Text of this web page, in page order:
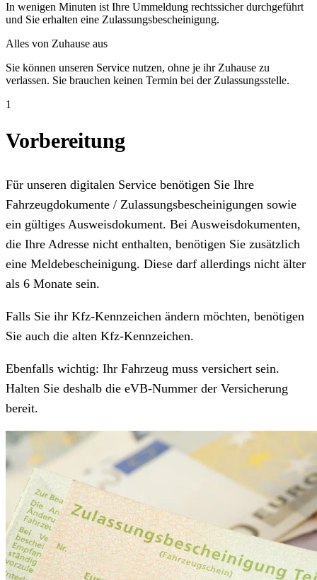
In wenigen Minuten ist Ihre Ummeldung rechtssicher durchgeführt
und Sie erhalten eine Zulassungsbescheinigung.
Alles von Zuhause aus
Sie können unseren Service nutzen, ohne je ihr Zuhause zu
verlassen. Sie brauchen keinen Termin bei der Zulassungsstelle.
1
Vorbereitung
Für unseren digitalen Service benötigen Sie Ihre
Fahrzeugdokumente / Zulassungsbescheinigungen sowie
ein gültiges Ausweisdokument. Bei Ausweisdokumenten,
die Ihre Adresse nicht enthalten, benötigen Sie zusätzlich
eine Meldebescheinigung. Diese darf allerdings nicht älter
als 6 Monate sein.
Falls Sie ihr Kfz-Kennzeichen ändern möchten, benötigen
Sie auch die alten Kfz-Kennzeichen.
Ebenfalls wichtig: Ihr Fahrzeug muss versichert sein.
Halten Sie deshalb die eVB-Nummer der Versicherung
bereit.